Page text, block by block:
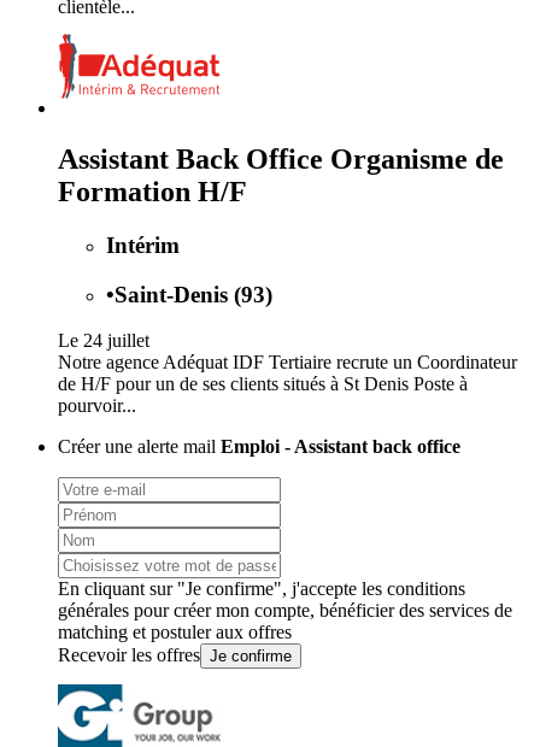
clientèle...
Assistant Back Office Organisme de
Formation H/F
Intérim
•Saint-Denis (93)
Le 24 juillet
Notre agence Adéquat IDF Tertiaire recrute un Coordinateur
de H/F pour un de ses clients situés à St Denis Poste à
pourvoir...
Créer une alerte mail Emploi - Assistant back office
En cliquant sur "Je confirme", j'accepte les conditions
générales pour créer mon compte, bénéficier des services de
matching et postuler aux offres
Recevoir les offres Je confirme